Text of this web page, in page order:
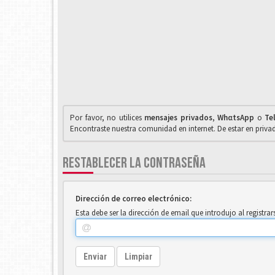
Por favor, no utilices mensajes privados,WhαtsApp o
Encontraste nuestra comunidad en internet. De estar en
RESTABLECER LA CONTRASEÑA
Dirección de correo electrónico:
Esta debe ser la dirección de email que introdujo al
Enviar Limpiar